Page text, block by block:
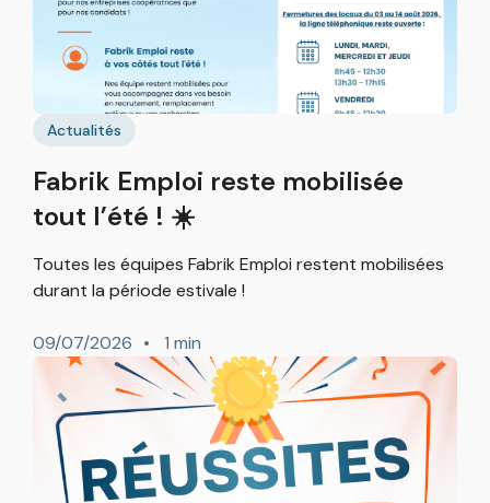
Actualités
Fabrik Emploi reste mobilisée
tout l’été ! ☀️
Toutes les équipes Fabrik Emploi restent mobilisées
durant la période estivale !
09/07/2026 1 min